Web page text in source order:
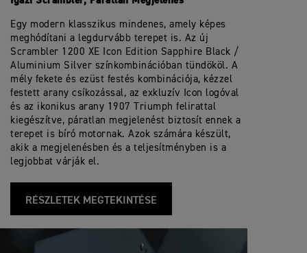
Egy modern klasszikus mindenes, amely képes
meghódítani a legdurvább terepet is. Az új
Scrambler 1200 XE Icon Edition Sapphire Black /
Aluminium Silver színkombinációban tündököl. A
mély fekete és ezüst festés kombinációja, kézzel
festett arany csíkozással, az exkluzív Icon logóval
és az ikonikus arany 1907 Triumph felirattal
kiegészítve, páratlan megjelenést biztosít ennek a
terepet is bíró motornak. Azok számára készült,
akik a megjelenésben és a teljesítményben is a
legjobbat várják el.
RÉSZLETEK MEGTEKINTÉSE